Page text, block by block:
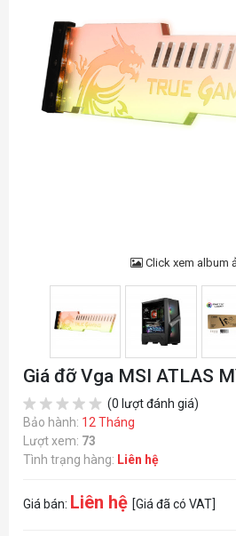
Click xem album
Giá đỡ Vga MSI ATLAS
(0 lượt đánh giá)
Bảo hành: 12 Tháng
Lượt xem: 73
Tình trạng hàng: Liên hệ
Giá bán: Liên hệ [Giá đã có VAT]